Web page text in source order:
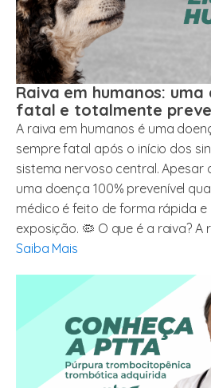
Raiva em humanos:
fatal e totalmente
A raiva em humanos é uma
sempre fatal após o início dos
sistema nervoso central. Apesar
uma doença 100% prevenível
médico é feito de forma rápida
exposição. 🦠 O que é a raiva?
Saiba Mais